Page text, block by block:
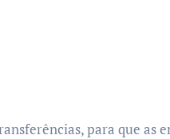
para que as